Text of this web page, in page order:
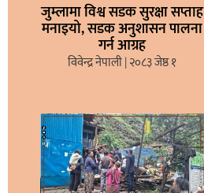
जुम्लामा विश्व सडक सुरक्षा सप्ताह
मनाइयो, सडक अनुशासन पालना
गर्न आग्रह
विवेन्द्र नेपाली २०८३ जेष्ठ १